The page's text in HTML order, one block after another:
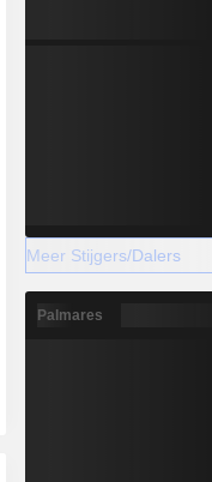
Meer Stijgers/Dalers
Palmares